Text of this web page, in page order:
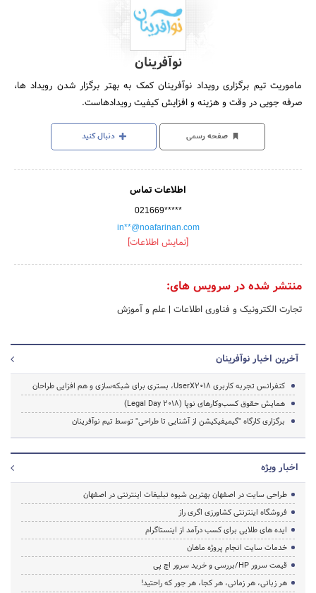
نوآفرینان
ماموریت تیم برگزاری رویداد نوآفرینان کمک به بهتر برگزار شدن رویداد ها،
صرفه جویی در وقت و هزینه و افزایش کیفیت رویدادهاست.
صفحه رسمی دنبال کنید
اطلاعات تماس
021669*****
in**@noafarinan.com
[نمایش اطلاعات]
منتشر شده در سرویس های:
تجارت الکترونیک و فناوری اطلاعات | علم و آموزش
آخرین اخبار نوآفرینان
کنفرانس تجربه کاربری UserX2018، بستری برای شبکه‌سازی و هم افزایی طراحان
همایش حقوق کسب‌وکارهای نوپا (Legal Day 2018)
برگزاری کارگاه "گیمیفیکیشن از آشنایی تا طراحی" توسط تیم نوآفرینان
اخبار ویژه
طراحی سایت در اصفهان بهترین شیوه تبلیغات اینترنتی در اصفهان
فروشگاه اینترنتی کشاورزی اگری راز
ایده های طلایی برای کسب درآمد از اینستاگرام
خدمات سایت انجام پروژه ماهان
قیمت سرور HP/بررسی و خرید سرور اچ پی
هر زبانی، هر زمانی، هر کجا، هر جور که راحتید!